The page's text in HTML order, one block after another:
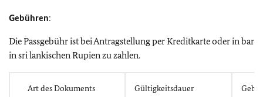
Gebühren:
Die Passgebühr ist bei Antragstellung per Kreditkarte oder in bar
in sri lankischen Rupien zu zahlen.
Art des Dokuments Gültigkeitsdauer